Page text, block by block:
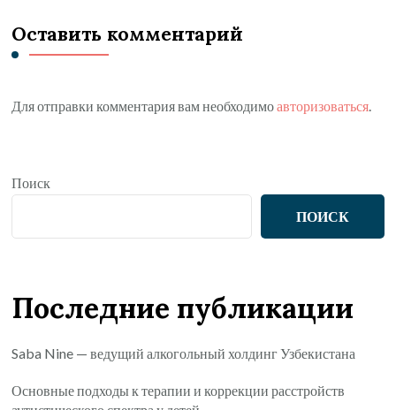
Оставить комментарий
Для отправки комментария вам необходимоавторизоваться.
Поиск
ПОИСК
Последние публикации
Saba Nine — ведущий алкогольный холдинг Узбекистана
Основные подходы к терапии и коррекции расстройств